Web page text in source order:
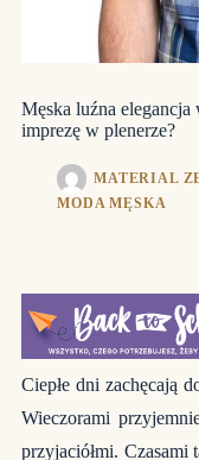
Męska luźna
imprezę w plenerze?
MATERIAL
MODA MĘSKA
Ciepłe dni zachęcają
Wieczorami
przyjaciółmi. Czasami